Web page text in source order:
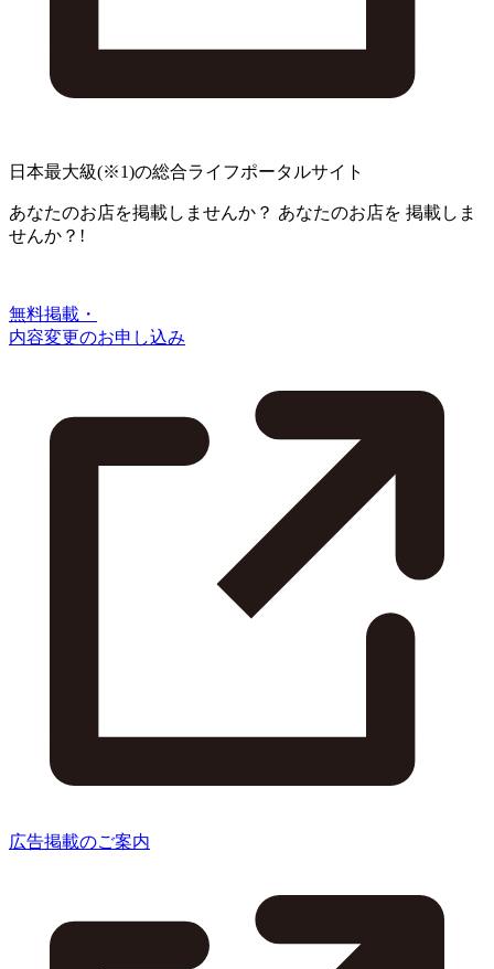
日本最大級(※1)の総合ライフポータルサイト
あなたのお店を掲載しませんか？ あなたのお店を 掲載しま
せんか？!
無料掲載・
内容変更のお申し込み
広告掲載のご案内